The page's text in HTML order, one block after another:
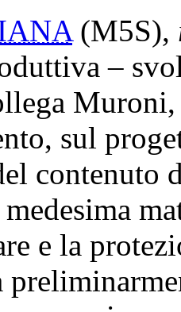
(M5S),
–
Muroni,
sul
contenuto
e la